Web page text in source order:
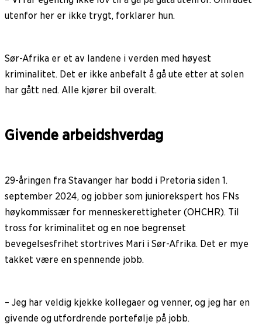
utenfor her er ikke trygt, forklarer hun.
Sør-Afrika er et av landene i verden med høyest
kriminalitet. Det er ikke anbefalt å gå ute etter at solen
har gått ned. Alle kjører bil overalt.
Givende arbeidshverdag
29-åringen fra Stavanger har bodd i Pretoria siden 1.
september 2024, og jobber som juniorekspert hos FNs
høykommissær for menneskerettigheter (OHCHR). Til
tross for kriminalitet og en noe begrenset
bevegelsesfrihet stortrives Mari i Sør-Afrika. Det er mye
takket være en spennende jobb.
– Jeg har veldig kjekke kollegaer og venner, og jeg har en
givende og utfordrende portefølje på jobb.